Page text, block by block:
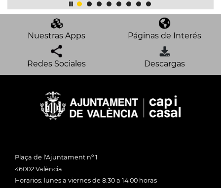
Nuestras Apps Páginas de Interés
Redes Sociales Descargas
Plaça de l'Ajuntament nº 1
46002 València
Horarios: lunes a viernes de 8:30 a 14:00 horas